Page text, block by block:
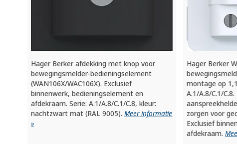
Hager Berker afdekking met knop voor
bewegingsmelder-bedieningselement
(WAN106X/WAC106X). Exclusief
binnenwerk, bedieningselement en
afdekraam. Serie: A.1/A.8/C.1/C.8, kleur:
nachtzwart mat (RAL 9005).Meer informatie
»
Hager Berker
montage op
A.1/A.8/C.1/
zorgen voor
Exclusief
afdekraam.